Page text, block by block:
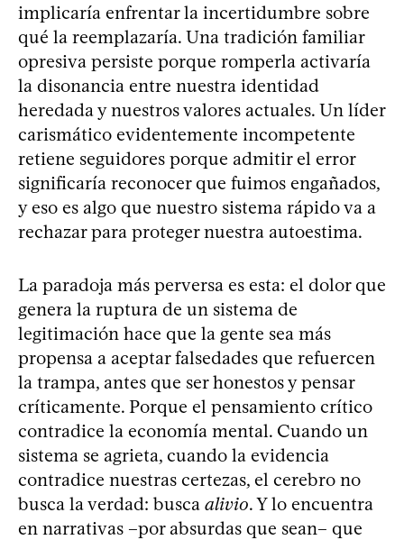
implicaría enfrentar la incertidumbre sobre
qué la reemplazaría. Una tradición familiar
opresiva persiste porque romperla activaría
la disonancia entre nuestra identidad
heredada y nuestros valores actuales. Un líder
carismático evidentemente incompetente
retiene seguidores porque admitir el error
significaría reconocer que fuimos engañados,
y eso es algo que nuestro sistema rápido va a
rechazar para proteger nuestra autoestima.
La paradoja más perversa es esta: el dolor que
genera la ruptura de un sistema de
legitimación hace que la gente sea más
propensa a aceptar falsedades que refuercen
la trampa, antes que ser honestos y pensar
críticamente. Porque el pensamiento crítico
contradice la economía mental. Cuando un
sistema se agrieta, cuando la evidencia
contradice nuestras certezas, el cerebro no
busca la verdad: busca alivio. Y lo encuentra
en narrativas –por absurdas que sean– que